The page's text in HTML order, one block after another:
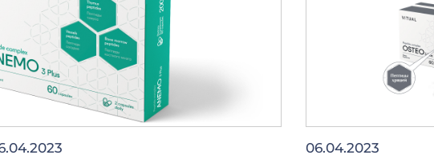
06.04.2023